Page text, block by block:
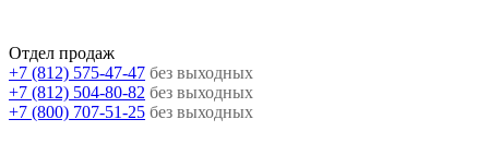
Отдел продаж
+7 (812) 575-47-47 без выходных
+7 (812) 504-80-82 без выходных
+7 (800) 707-51-25 без выходных